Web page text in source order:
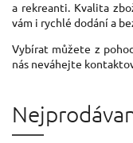
a rekreanti. Kvalita
vám i rychlé dodání a
Vybírat můžete z
nás neváhejte